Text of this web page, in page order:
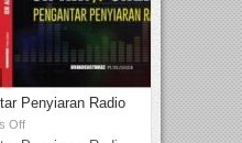
Penyiaran Radio
Off